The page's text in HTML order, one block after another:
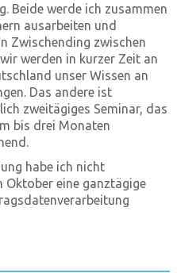
Beide werde ich zusammen
ausarbeiten und
Zwischending zwischen
werden in kurzer Zeit an
unser Wissen an
Das andere ist
zweitägiges Seminar, das
bis drei Monaten
habe ich nicht
Oktober eine ganztägige